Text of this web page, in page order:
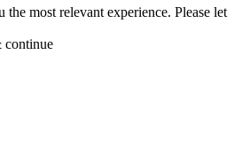
the most relevant experience. Please let
continue